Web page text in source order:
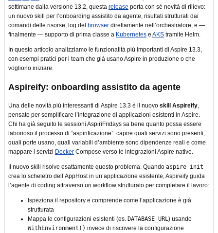
settimane dalla versione 13.2, questa release porta con sé novità di rilievo:
un nuovo skill per l’onboarding assistito da agente, risultati strutturati dai
comandi delle risorse, log del browser direttamente nell’orchestratore, e —
finalmente — supporto di prima classe a Kubernetes e AKS tramite Helm.
In questo articolo analizziamo le funzionalità più importanti di Aspire 13.3,
con esempi pratici per i team che già usano Aspire in produzione o che
vogliono iniziare.
Aspireify: onboarding assistito da agente
Una delle novità più interessanti di Aspire 13.3 è il nuovo skill Aspireify
pensato per semplificare l’integrazione di applicazioni esistenti in Aspire.
Chi ha già seguito le sessioni AspiriFridays sa bene quanto possa essere
laborioso il processo di “aspirificazione”: capire quali servizi sono presenti,
quali porte usano, quali variabili d’ambiente sono dipendenze reali e come
mappare i servizi Docker Compose verso le integrazioni Aspire native.
Il nuovo skill risolve esattamente questo problema. Quando aspire init
crea lo scheletro dell’AppHost in un’applicazione esistente, Aspireify guida
l’agente di coding attraverso un workflow strutturato per completare il lavoro:
Ispeziona il repository e comprende come l’applicazione è già
strutturata
Mappa le configurazioni esistenti (es. DATABASE_URL ) usando
WithEnvironment() invece di riscrivere la configurazione